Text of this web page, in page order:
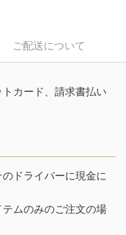
ご配送について
カード、請求書払い
ドライバーに現金に
ムのみのご注文の場